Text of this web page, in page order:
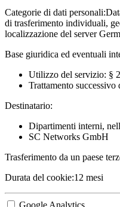
Categorie di dati personali:
di trasferimento individuali,
localizzazione del server
Base giuridica ed eventuali
Utilizzo del servizio: §
Trattamento
Destinatario:
Dipartimenti interni,
SC Networks GmbH
Trasferimento da un paese
Durata del cookie:12 mesi